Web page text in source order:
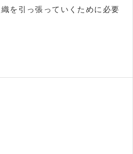
を引っ張っていくために必要